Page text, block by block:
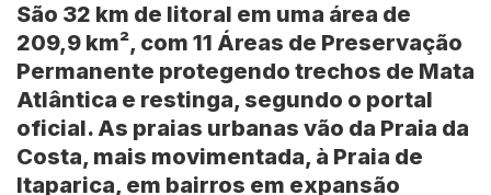
São 32 km de litoral em uma área de
209,9 km², com 11 Áreas de Preservação
Permanente protegendo trechos de Mata
Atlântica e restinga, segundo o portal
oficial. As praias urbanas vão da Praia da
Costa, mais movimentada, à Praia de
Itaparica, em bairros em expansão